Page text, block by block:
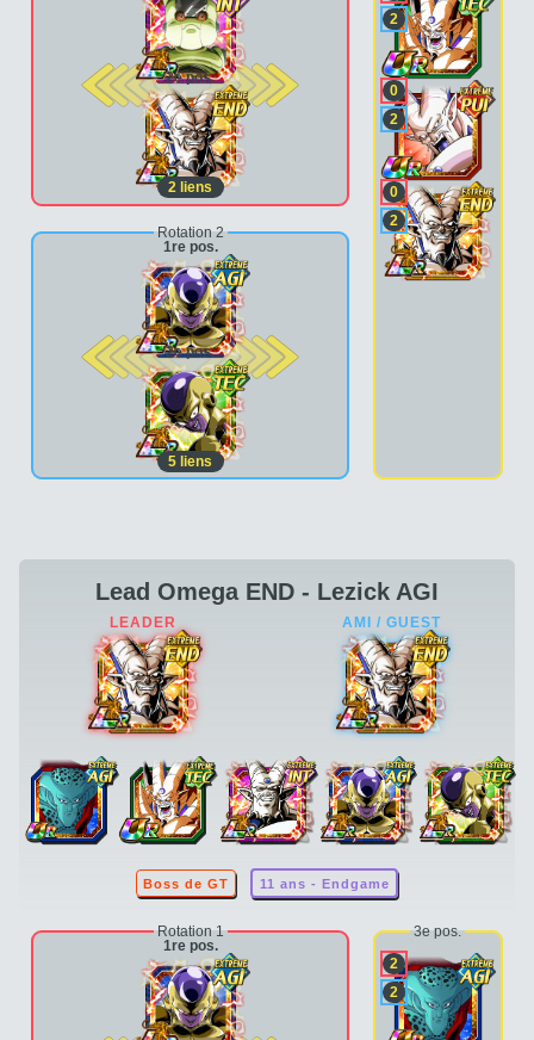
2e pos.
2 liens
Rotation 2
1re pos.
2e pos.
5 liens
2
0
2
0
2
Lead Omega END - Lezick AGI
Boss de GT 11 ans - Endgame
Rotation 1
1re pos.
3e pos.
2
2